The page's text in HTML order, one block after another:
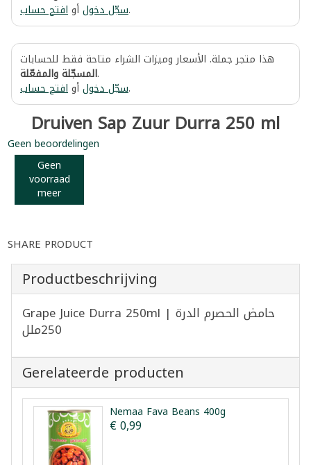
سجّل دخولأوافتح حساب .
هذا متجر جملة. الأسعار وميزات الشراء متاحة فقط للحسابات
المسجّلة والمفعّلة.
سجّل دخولأوافتح حساب .
Druiven Sap Zuur Durra 250 ml
Geen beoordelingen
Geen
voorraad
meer
SHARE PRODUCT
Productbeschrijving
Grape Juice Durra 250ml | حامض الحصرم الدرة
250ملل
Gerelateerde producten
Nemaa Fava Beans 400g
€ 0,99